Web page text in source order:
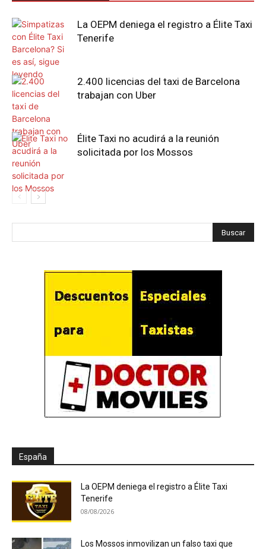
La OEPM deniega el registro a Élite Taxi
Tenerife
2.400 licencias del taxi de Barcelona
trabajan con Uber
Élite Taxi no acudirá a la reunión
solicitada por los Mossos
España
La OEPM deniega el registro a Élite Taxi
Tenerife
08/08/2026
Los Mossos inmovilizan un falso taxi que